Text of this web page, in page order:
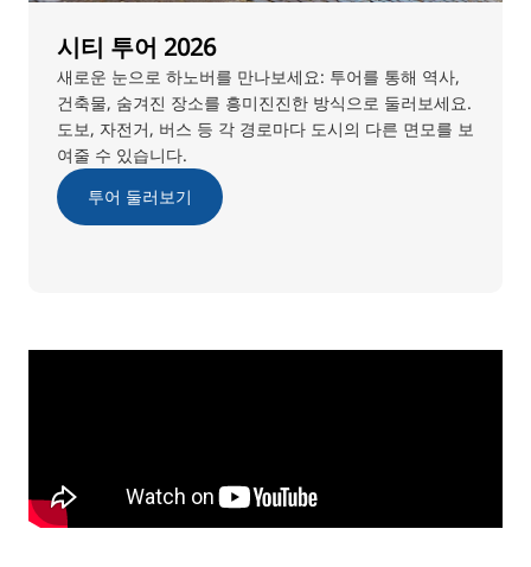
시티 투어 2026
새로운 눈으로 하노버를 만나보세요: 투어를 통해 역사,
건축물, 숨겨진 장소를 흥미진진한 방식으로 둘러보세요.
도보, 자전거, 버스 등 각 경로마다 도시의 다른 면모를 보
여줄 수 있습니다.
투어 둘러보기